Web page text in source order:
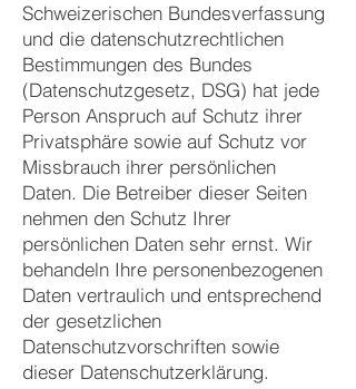
Schweizerischen Bundesverfassung
und die datenschutzrechtlichen
Bestimmungen des Bundes
(Datenschutzgesetz, DSG) hat jede
Person Anspruch auf Schutz ihrer
Privatsphäre sowie auf Schutz vor
Missbrauch ihrer persönlichen
Daten. Die Betreiber dieser Seiten
nehmen den Schutz Ihrer
persönlichen Daten sehr ernst. Wir
behandeln Ihre personenbezogenen
Daten vertraulich und entsprechend
der gesetzlichen
Datenschutzvorschriften sowie
dieser Datenschutzerklärung.